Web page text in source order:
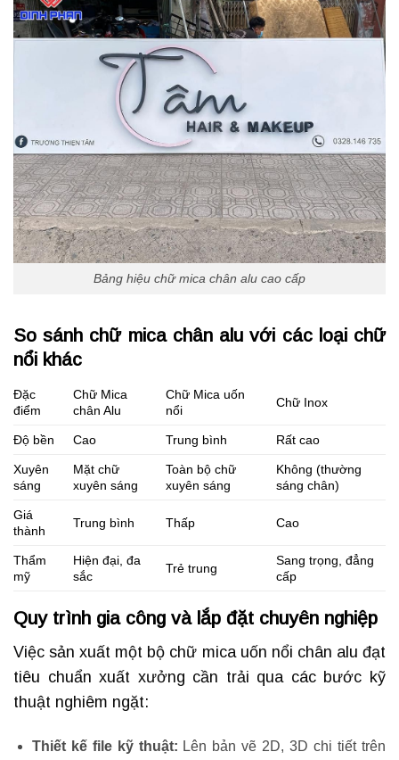
Bảng hiệu chữ mica chân alu cao cấp
So sánh chữ mica chân alu với các loại chữ
nổi khác
Đặc
điểm
Chữ Mica
chân Alu
Chữ Mica uốn
nổi
Chữ Inox
Độ bền Cao Trung bình Rất cao
Xuyên
sáng
Mặt chữ
xuyên sáng
Toàn bộ chữ
xuyên sáng
Không (thường
sáng chân)
Giá
thành
Trung bình Thấp Cao
Thẩm
mỹ
Hiện đại, đa
sắc
Trẻ trung
Sang trọng, đẳng
cấp
Quy trình gia công và lắp đặt chuyên nghiệp
Việc sản xuất một bộ chữ mica uốn nổi chân alu đạt
tiêu chuẩn xuất xưởng cần trải qua các bước kỹ
thuật nghiêm ngặt:
Thiết kế file kỹ thuật: Lên bản vẽ 2D, 3D chi tiết trên